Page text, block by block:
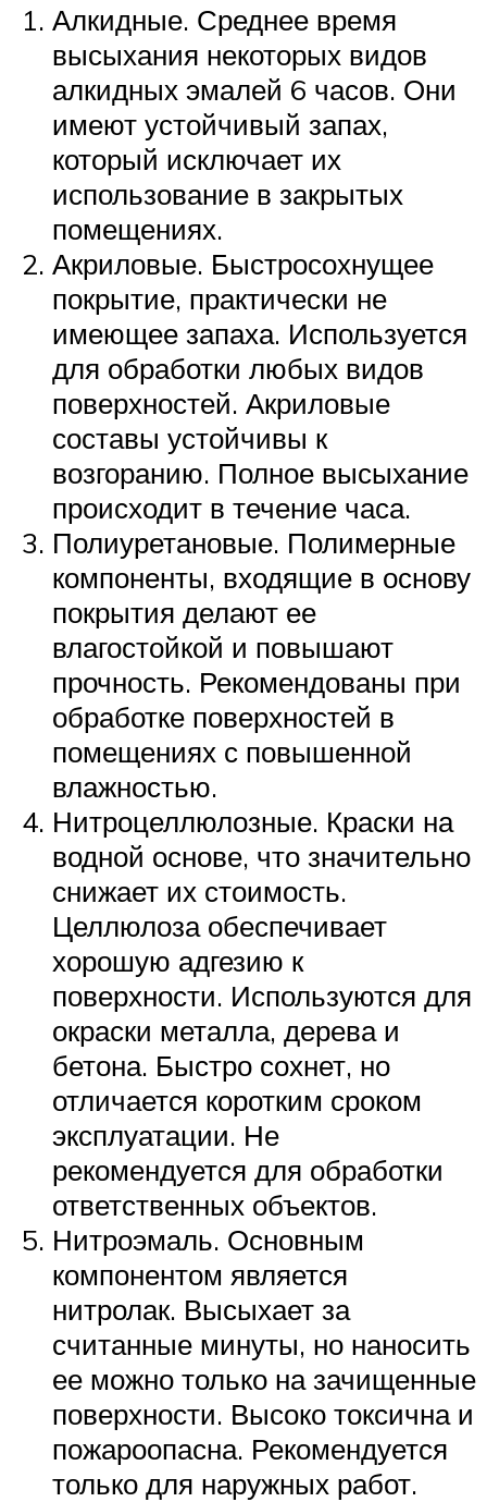
Алкидные. Среднее время
высыхания некоторых видов
алкидных эмалей 6 часов. Они
имеют устойчивый запах,
который исключает их
использование в закрытых
помещениях.
Акриловые. Быстросохнущее
покрытие, практически не
имеющее запаха. Используется
для обработки любых видов
поверхностей. Акриловые
составы устойчивы к
возгоранию. Полное высыхание
происходит в течение часа.
Полиуретановые. Полимерные
компоненты, входящие в основу
покрытия делают ее
влагостойкой и повышают
прочность. Рекомендованы при
обработке поверхностей в
помещениях с повышенной
влажностью.
Нитроцеллюлозные. Краски на
водной основе, что значительно
снижает их стоимость.
Целлюлоза обеспечивает
хорошую адгезию к
поверхности. Используются для
окраски металла, дерева и
бетона. Быстро сохнет, но
отличается коротким сроком
эксплуатации. Не
рекомендуется для обработки
ответственных объектов.
Нитроэмаль. Основным
компонентом является
нитролак. Высыхает за
считанные минуты, но наносить
ее можно только на зачищенные
поверхности. Высоко токсична и
пожароопасна. Рекомендуется
только для наружных работ.